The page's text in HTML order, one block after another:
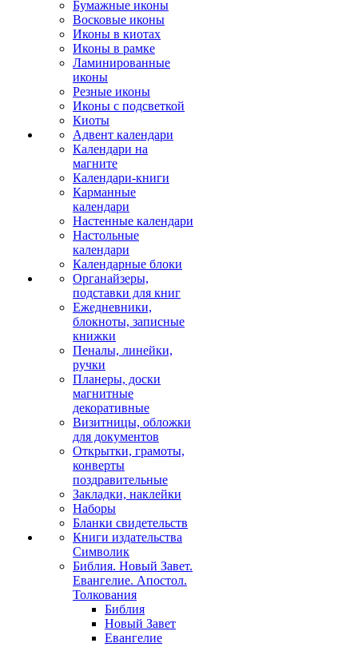
Бумажные иконы
Восковые иконы
Иконы в киотах
Иконы в рамке
Ламинированные
иконы
Резные иконы
Иконы с подсветкой
Киоты
Адвент календари
Календари на
магните
Календари-книги
Карманные
календари
Настенные календари
Настольные
календари
Календарные блоки
Органайзеры,
подставки для книг
Ежедневники,
блокноты, записные
книжки
Пеналы, линейки,
ручки
Планеры, доски
магнитные
декоративные
Визитницы, обложки
для документов
Открытки, грамоты,
конверты
поздравительные
Закладки, наклейки
Наборы
Бланки свидетельств
Книги издательства
Символик
Библия. Новый Завет.
Евангелие. Апостол.
Толкования
Библия
Новый Завет
Евангелие